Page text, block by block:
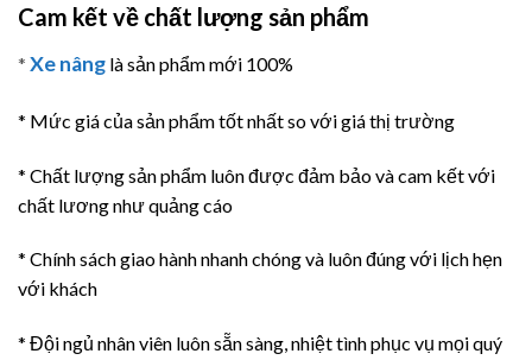
Cam kết về chất lượng sản phẩm
* Xe nâng là sản phẩm mới 100%
* Mức giá của sản phẩm tốt nhất so với giá thị trường
* Chất lượng sản phẩm luôn được đảm bảo và cam kết với
chất lương như quảng cáo
* Chính sách giao hành nhanh chóng và luôn đúng với lịch hẹn
với khách
* Đội ngủ nhân viên luôn sẵn sàng, nhiệt tình phục vụ mọi quý